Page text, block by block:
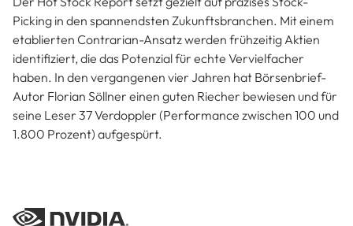
Picking in den spannendsten Zukunftsbranchen. Mit einem
etablierten Contrarian-Ansatz werden frühzeitig Aktien
identifiziert, die das Potenzial für echte Vervielfacher
haben. In den vergangenen vier Jahren hat Börsenbrief-
Autor Florian Söllner einen guten Riecher bewiesen und für
seine Leser 37 Verdoppler (Performance zwischen 100 und
1.800 Prozent) aufgespürt.